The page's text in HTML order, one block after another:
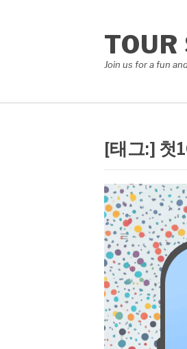
TOUR
Join us for a fun
[태그:] 첫